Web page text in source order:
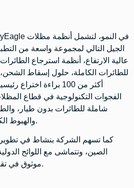
الجيل التالي لمجموعة واسعة من
عالية الارتفاع، أنظمة استرجاع
للطائرات الكاملة، حلول إسقاط
أكثر من 100 براءة
الفجوات التكنولوجية في قطاع
شاملة للطائرات بدون طيار،
والهبوط الكهربائي، والطائرات الكبيرة.
كما تسهم الشركة بنشاط في تطوير
الصين، وتتماشى مع اللوائح
موثوق في تقدم السلامة الجوية العالمية.